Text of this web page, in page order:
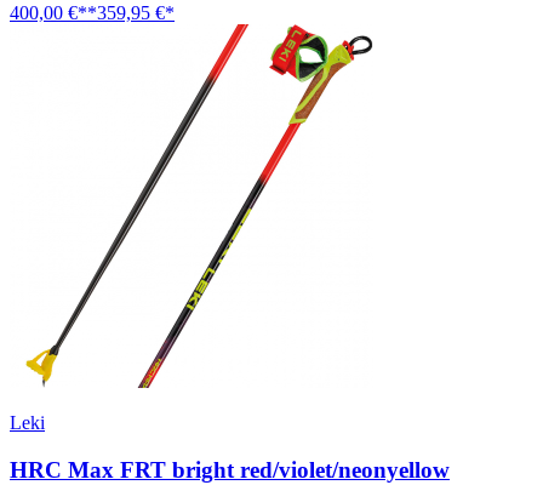
400,00 €**359,95 €*
Leki
HRC Max FRT bright red/violet/neonyellow